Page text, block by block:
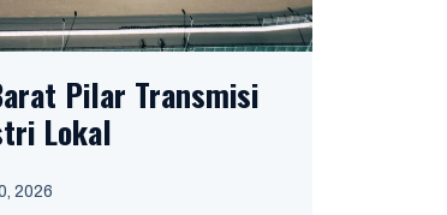
Pilar Transmisi
Lokal
2026